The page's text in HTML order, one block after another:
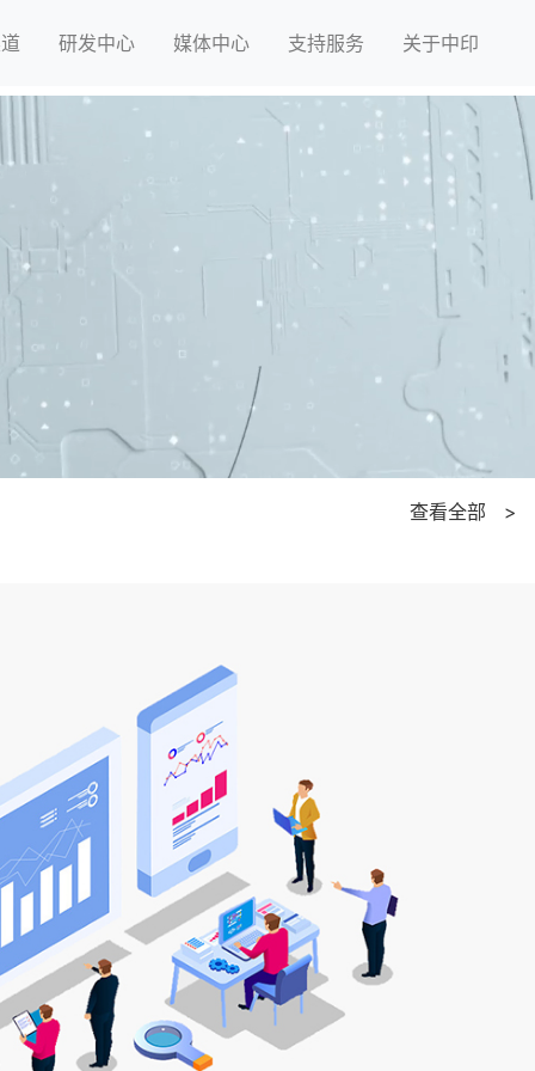
研发中心 媒体中心 支持服务 关于中印
查看全部 >